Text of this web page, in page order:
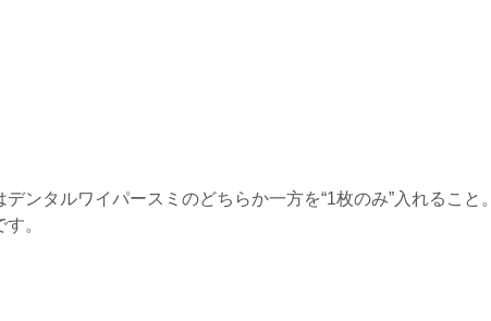
ンタルワイパースミのどちらか一方を“1枚のみ”入れること。
。